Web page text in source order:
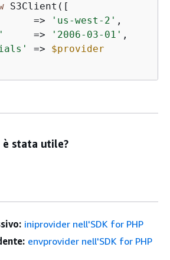
S3Client([
=>
'us-west-2' ,
     =>
'2006-03-01' ,
=> $provider
è stata utile?
iniprovider nell'SDK for PHP
envprovider nell'SDK for PHP